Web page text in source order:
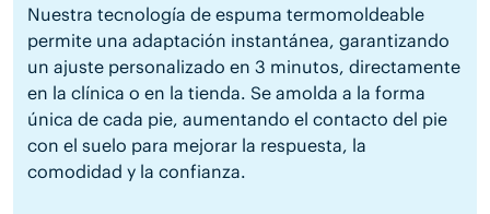
Nuestra tecnología de espuma termomoldeable
permite una adaptación instantánea, garantizando
un ajuste personalizado en 3 minutos, directamente
en la clínica o en la tienda. Se amolda a la forma
única de cada pie, aumentando el contacto del pie
con el suelo para mejorar la respuesta, la
comodidad y la confianza.